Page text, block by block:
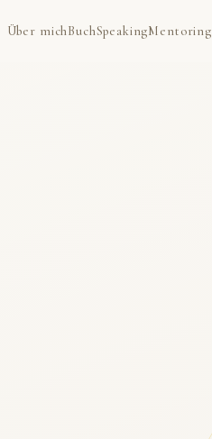
Über michBuchSpeakingMentoring